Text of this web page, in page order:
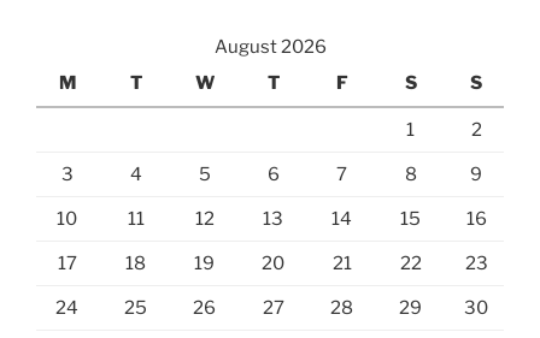
August 2026
M
T W T F S S
1 2
3 4 5 6 7 8 9
10 11 12 13 14 15 16
17 18 19 20 21 22 23
24 25 26 27 28 29 30